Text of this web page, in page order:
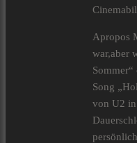
Apropos
war,aber
Song
von U2